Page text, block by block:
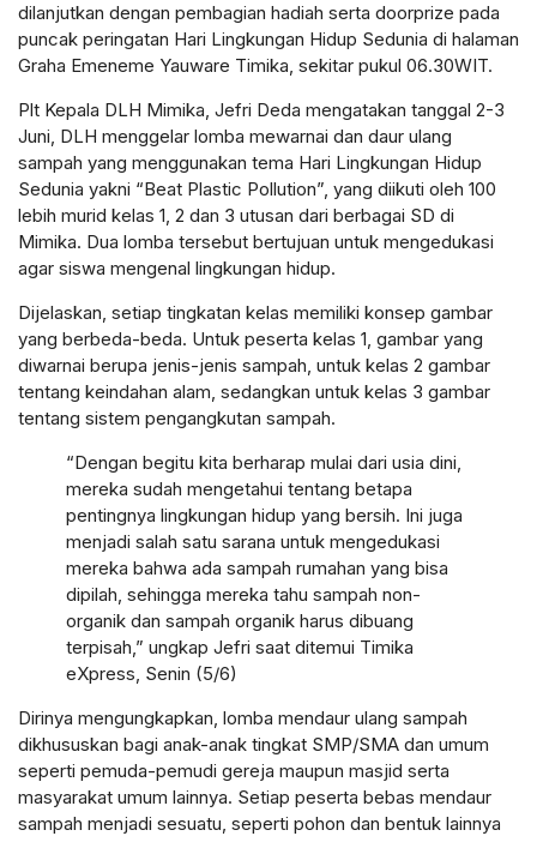
dilanjutkan dengan pembagian hadiah serta doorprize pada
puncak peringatan Hari Lingkungan Hidup Sedunia di halaman
Graha Emeneme Yauware Timika, sekitar pukul 06.30WIT.
Plt Kepala DLH Mimika, Jefri Deda mengatakan tanggal 2-3
Juni, DLH menggelar lomba mewarnai dan daur ulang
sampah yang menggunakan tema Hari Lingkungan Hidup
Sedunia yakni “Beat Plastic Pollution”, yang diikuti oleh 100
lebih murid kelas 1, 2 dan 3 utusan dari berbagai SD di
Mimika. Dua lomba tersebut bertujuan untuk mengedukasi
agar siswa mengenal lingkungan hidup.
Dijelaskan, setiap tingkatan kelas memiliki konsep gambar
yang berbeda-beda. Untuk peserta kelas 1, gambar yang
diwarnai berupa jenis-jenis sampah, untuk kelas 2 gambar
tentang keindahan alam, sedangkan untuk kelas 3 gambar
tentang sistem pengangkutan sampah.
“Dengan begitu kita berharap mulai dari usia dini,
mereka sudah mengetahui tentang betapa
pentingnya lingkungan hidup yang bersih. Ini juga
menjadi salah satu sarana untuk mengedukasi
mereka bahwa ada sampah rumahan yang bisa
dipilah, sehingga mereka tahu sampah non-
organik dan sampah organik harus dibuang
terpisah,” ungkap Jefri saat ditemui Timika
eXpress, Senin (5/6)
Dirinya mengungkapkan, lomba mendaur ulang sampah
dikhususkan bagi anak-anak tingkat SMP/SMA dan umum
seperti pemuda-pemudi gereja maupun masjid serta
masyarakat umum lainnya. Setiap peserta bebas mendaur
sampah menjadi sesuatu, seperti pohon dan bentuk lainnya